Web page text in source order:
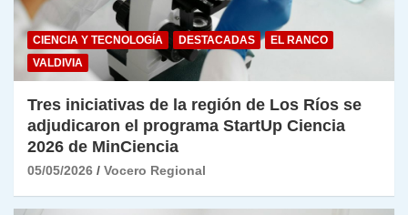
CIENCIA Y TECNOLOGÍA DESTACADAS
EL RANCO
VALDIVIA
Tres iniciativas de la región de Los Ríos se
adjudicaron el programa StartUp Ciencia
2026 de MinCiencia
05/05/2026 Vocero Regional